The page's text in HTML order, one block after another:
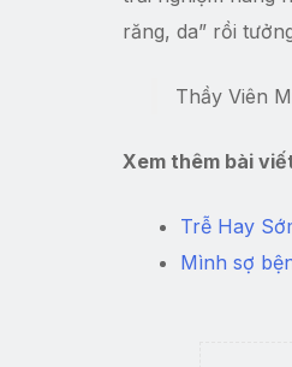
răng, da” rồi
Thầy Viên
Xem thêm bài
Trễ Hay
Mình sợ